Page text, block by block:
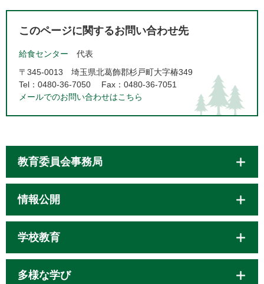
このページに関するお問い合わせ先
給食センター
代表
〒345-0013
埼玉県北葛飾郡杉戸町大字椿349
Tel：0480-36-7050
Fax：0480-36-7051
メールでのお問い合わせはこちら
教育委員会事務局
情報公開
学校教育
多様な学び